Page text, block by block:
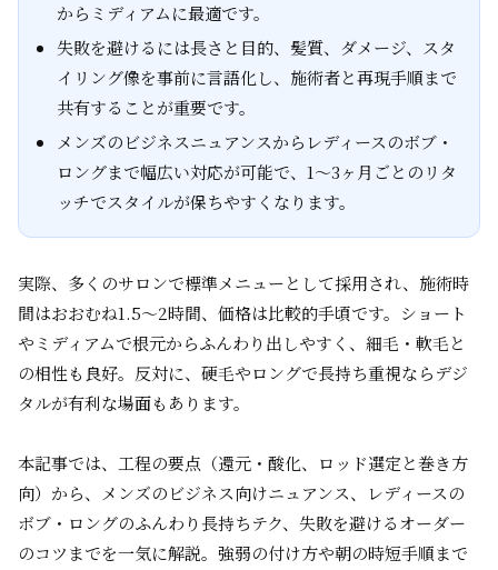
からミディアムに最適です。
失敗を避けるには長さと目的、髪質、ダメージ、スタ
イリング像を事前に言語化し、施術者と再現手順まで
共有することが重要です。
メンズのビジネスニュアンスからレディースのボブ・
ロングまで幅広い対応が可能で、1～3ヶ月ごとのリタ
ッチでスタイルが保ちやすくなります。
実際、多くのサロンで標準メニューとして採用され、施術時
間はおおむね1.5〜2時間、価格は比較的手頃です。ショート
やミディアムで根元からふんわり出しやすく、細毛・軟毛と
の相性も良好。反対に、硬毛やロングで長持ち重視ならデジ
タルが有利な場面もあります。
本記事では、工程の要点（還元・酸化、ロッド選定と巻き方
向）から、メンズのビジネス向けニュアンス、レディースの
ボブ・ロングのふんわり長持ちテク、失敗を避けるオーダー
のコツまでを一気に解説。強弱の付け方や朝の時短手順まで